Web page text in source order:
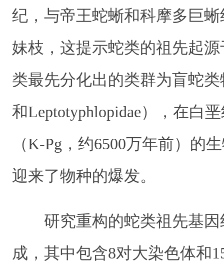
纪，与帝王蛇蜥和科摩多巨
妹枝，这提示蛇类的祖先起
类最先分化出的类群为盲蛇类
和Leptotyphlopidae），在白
（K-Pg，约6500万年前）的
迎来了物种的爆发。
研究重构的蛇类祖先基
成，其中包含8对大染色体和